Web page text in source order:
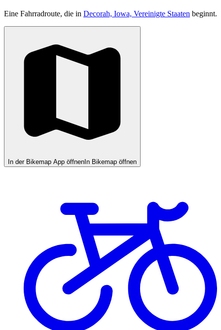
Eine Fahrradroute, die in Decorah, Iowa, Vereinigte Staaten beginnt.
In der Bikemap App öffnen In Bikemap öffnen